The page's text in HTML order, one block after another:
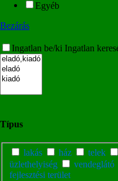
Egyéb
Bezárás
Ingatlan be/ki Ingatlan
Típus
lakás ház telek
üzlethelyiség
vendeglátó
fejlesztési terület